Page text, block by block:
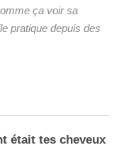
ça voir sa
pratique depuis des
était tes cheveux